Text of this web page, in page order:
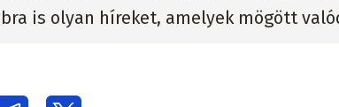
is olyan híreket, amelyek mögött